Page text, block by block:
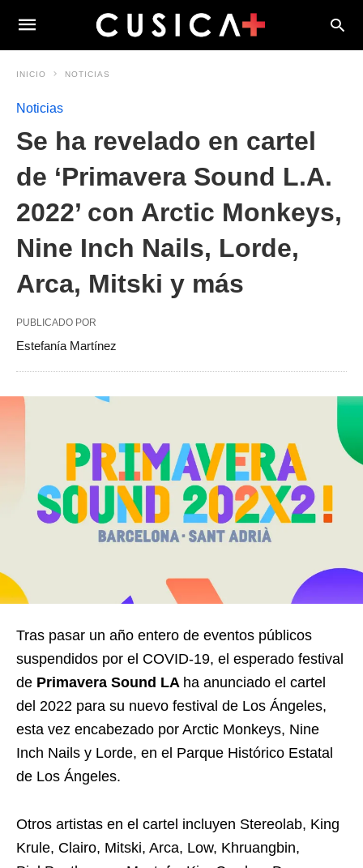
INICIO NOTICIAS
Noticias
Se ha revelado en cartel
de ‘Primavera Sound L.A.
2022’ con Arctic Monkeys,
Nine Inch Nails, Lorde,
Arca, Mitski y más
PUBLICADO POR
Estefanía Martínez
Tras pasar un año entero de eventos públicos
suspendidos por el COVID-19, el esperado festival
de Primavera Sound LA ha anunciado el cartel
del 2022 para su nuevo festival de Los Ángeles,
esta vez encabezado por Arctic Monkeys, Nine
Inch Nails y Lorde, en el Parque Histórico Estatal
de Los Ángeles.
Otros artistas en el cartel incluyen Stereolab, King
Krule, Clairo, Mitski, Arca, Low, Khruangbin,